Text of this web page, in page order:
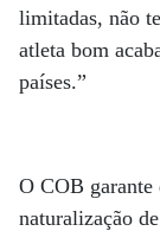
limitadas, não
atleta bom
países.”
O COB
naturalização